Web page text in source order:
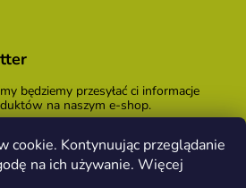
cookie. Kontynuując przeglądanie
na ich używanie. Więcej
będziemy przesyłać ci informacje
na naszym e-shop.
zgadzasz się zwarunkami